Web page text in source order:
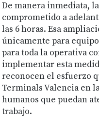
De manera inmediata,
comprometido a
las 6 horas. Esa
únicamente para
para toda la operativa
implementar esta
reconocen el esfuerzo
Terminals Valencia en
humanos que puedan
trabajo.